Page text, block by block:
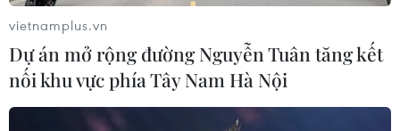
đồng/lít
06/08/2026 08:07
Cà Mau triển khai đợt cao điểm
chống khai thác IUU
vietnamplus.vn
Dự án mở rộng đường Nguyễn Tuân tăng kết
nối khu vực phía Tây Nam Hà Nội